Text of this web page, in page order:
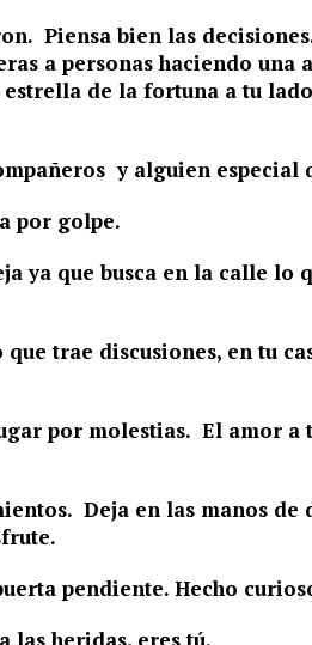
Piensa bien las
a personas haciendo
de la fortuna a tu
y alguien especial
por golpe.
ya que busca en la calle lo
trae discusiones, en tu
por molestias. El amor a
Deja en las manos de
pendiente. Hecho